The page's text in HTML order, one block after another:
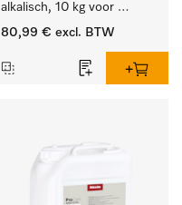
alkalisch, 10 kg voor
materiaalbesparende,
laboratoriumglasw. en -
80,99 € excl. BTW